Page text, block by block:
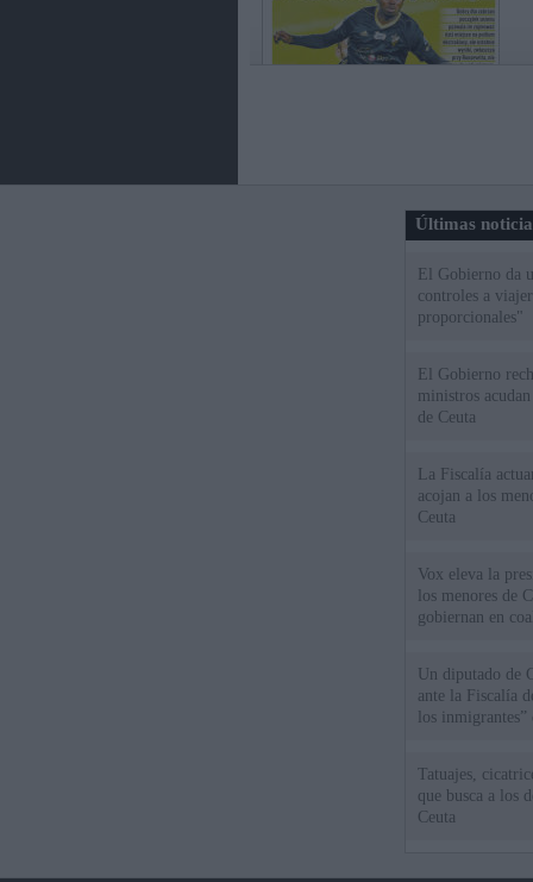
Últimas
El Gobierno da
controles a
proporcionales"
El Gobierno
ministros
de Ceuta
La Fiscalía
acojan a los
Ceuta
Vox eleva la
los menores de
gobiernan en
Un diputado de
ante la Fiscalía
los inmigrantes”
Tatuajes,
que busca a los
Ceuta